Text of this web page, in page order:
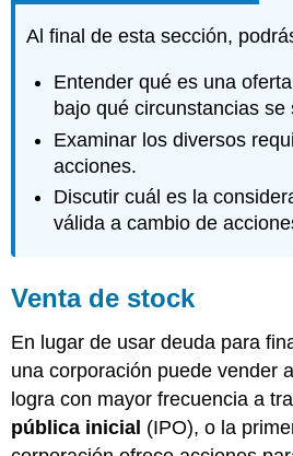
Al final de esta sección,
Entender qué es una
bajo qué circunstancias se
Examinar los diversos
acciones.
Discutir cuál es la
válida a cambio de
Venta de stock
En lugar de usar deuda para
una corporación puede vender
logra con mayor frecuencia a
pública inicial (IPO), o la